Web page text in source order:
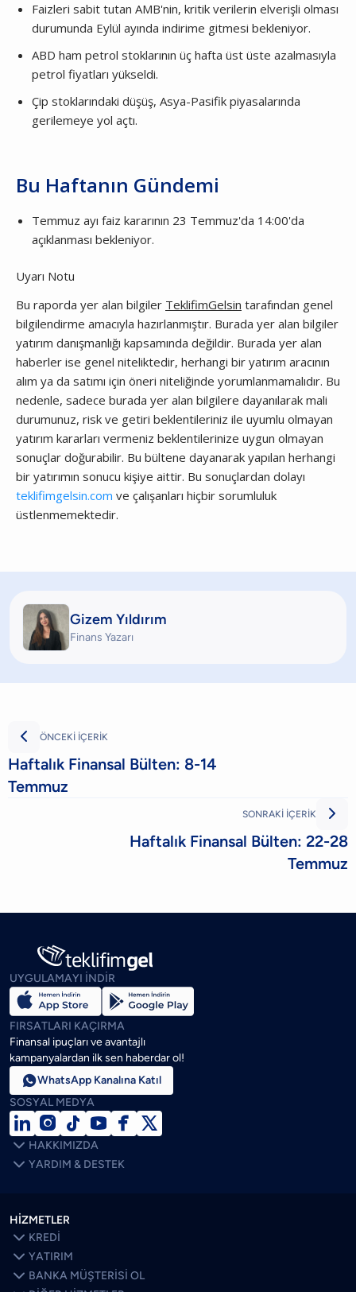
Faizleri sabit tutan AMB'nin, kritik verilerin elverişli olması
durumunda Eylül ayında indirime gitmesi bekleniyor.
ABD ham petrol stoklarının üç hafta üst üste azalmasıyla
petrol fiyatları yükseldi.
Çip stoklarındaki düşüş, Asya-Pasifik piyasalarında
gerilemeye yol açtı.
Bu Haftanın Gündemi
Temmuz ayı faiz kararının 23 Temmuz'da 14:00'da
açıklanması bekleniyor.
Uyarı Notu
Bu raporda yer alan bilgiler TeklifimGelsin tarafından genel
bilgilendirme amacıyla hazırlanmıştır. Burada yer alan bilgiler
yatırım danışmanlığı kapsamında değildir. Burada yer alan
haberler ise genel niteliktedir, herhangi bir yatırım aracının
alım ya da satımı için öneri niteliğinde yorumlanmamalıdır. Bu
nedenle, sadece burada yer alan bilgilere dayanılarak mali
durumunuz, risk ve getiri beklentileriniz ile uyumlu olmayan
yatırım kararları vermeniz beklentilerinize uygun olmayan
sonuçlar doğurabilir. Bu bültene dayanarak yapılan herhangi
bir yatırımın sonucu kişiye aittir. Bu sonuçlardan dolayı
teklifimgelsin.com ve çalışanları hiçbir sorumluluk
üstlenmemektedir.
Gizem Yıldırım
Finans Yazarı
 ÖNCEKİ İÇERİK
Haftalık Finansal Bülten: 8-14
Temmuz
SONRAKİ İÇERİK 
Haftalık Finansal Bülten: 22-28
Temmuz
UYGULAMAYI İNDİR
FIRSATLARI KAÇIRMA
Finansal ipuçları ve avantajlı
kampanyalardan ilk sen haberdar ol!
WhatsApp Kanalına Katıl
SOSYAL MEDYA
    

 HAKKIMIZDA
 YARDIM & DESTEK
HİZMETLER
 KREDİ
 YATIRIM
 BANKA MÜŞTERİSİ OL